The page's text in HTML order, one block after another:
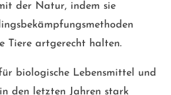
der Natur, indem sie
Tiere artgerecht halten.
biologische Lebensmittel und
den letzten Jahren stark